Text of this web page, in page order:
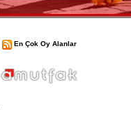
En Çok Oy Alanlar